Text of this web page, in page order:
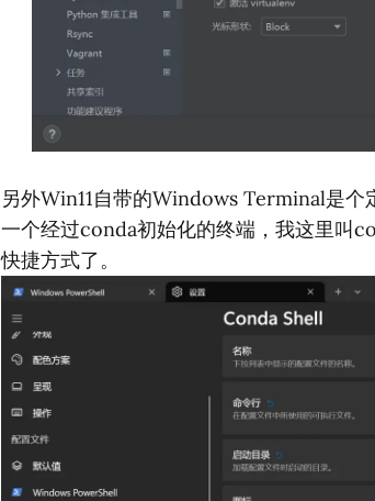
另外Win11自带的Windows Terminal是个
一个经过conda初始化的终端，我这里叫
快捷方式了。